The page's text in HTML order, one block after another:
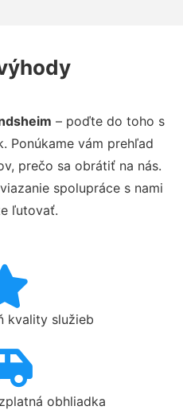
– poďte do toho s
Ponúkame vám prehľad
prečo sa obrátiť na nás.
spolupráce s nami
ľutovať.
kvality služieb
obhliadka